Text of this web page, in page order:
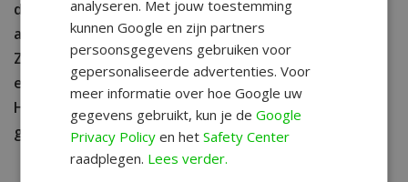
dit overzicht met horlogekleuren. Wij hebben ons
assortiment horloges voor jou gesorteerd op kleur.
Zo is het makkelijker om een goede keuze te maken
en hopelijk vind jij het uurwerk dat je mooi vindt.
Heb je vragen over een van onze producten, neem
gerust contact met WatchXL op, we helpen je graag.
analyseren. Met jouw toestemming
kunnen Google en zijn partners
persoonsgegevens gebruiken voor
gepersonaliseerde advertenties. Voor
meer informatie over hoe Google uw
gegevens gebruikt, kun je deGoogle
Privacy Policy en hetSafety Center
raadplegen. Lees verder.